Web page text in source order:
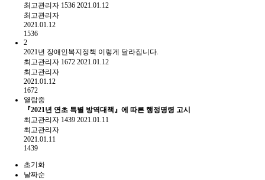
최고관리자 1536 2021.01.12
최고관리자
2021.01.12
1536
2
2021년 장애인복지정책 이렇게 달라집니다.
최고관리자 1672 2021.01.12
최고관리자
2021.01.12
1672
열람중
『2021년 연초 특별 방역대책』에 따른 행정명령 고시
최고관리자 1439 2021.01.11
최고관리자
2021.01.11
1439
초기화
날짜순